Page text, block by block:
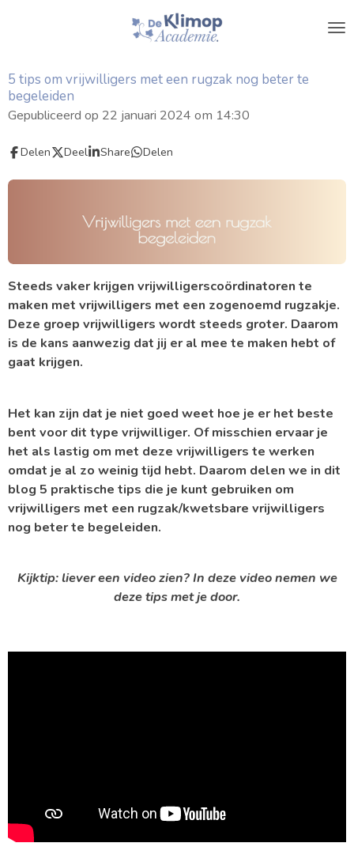
de
hoofdinhoud
5 tips om vrijwilligers met een rugzak nog beter te
begeleiden
Gepubliceerd op 22 januari 2024 om 14:30
Delen Deel Share Delen
Steeds vaker krijgen vrijwilligerscoördinatoren te
maken met vrijwilligers met een zogenoemd rugzakje.
Deze groep vrijwilligers wordt steeds groter. Daarom
is de kans aanwezig dat jij er al mee te maken hebt of
gaat krijgen.
Het kan zijn dat je niet goed weet hoe je er het beste
bent voor dit type vrijwilliger. Of misschien ervaar je
het als lastig om met deze vrijwilligers te werken
omdat je al zo weinig tijd hebt. Daarom delen we in dit
blog 5 praktische tips die je kunt gebruiken om
vrijwilligers met een rugzak/kwetsbare vrijwilligers
nog beter te begeleiden.
Kijktip: liever een video zien? In deze video nemen we
deze tips met je door.